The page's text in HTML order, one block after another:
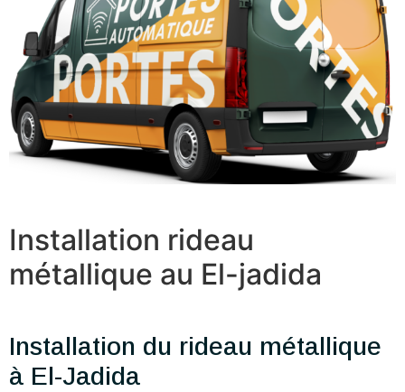
Installation rideau
métallique au El-jadida
Installation du rideau métallique
à El-Jadida